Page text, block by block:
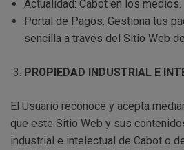
Actualidad: Cabot en los medios.
Portal de Pagos: Gestiona tus
sencilla a través del Sitio Web
PROPIEDAD INDUSTRIAL E
El Usuario reconoce y acepta
que este Sitio Web y sus
industrial e intelectual de Cabot o